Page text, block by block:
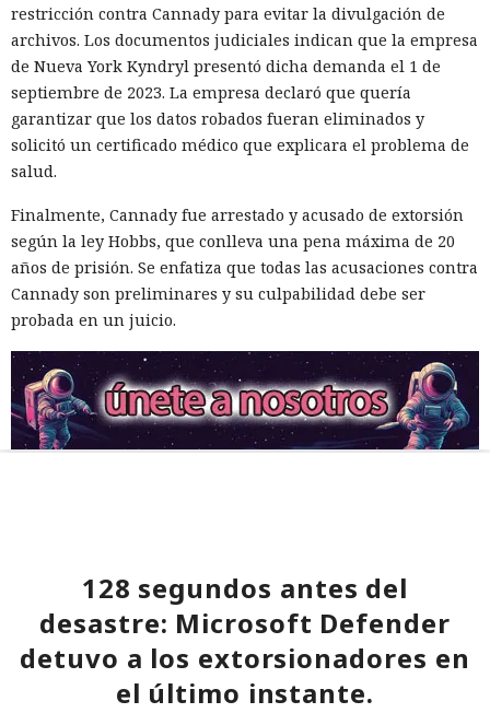
restricción contra Cannady para evitar la divulgación de
archivos. Los documentos judiciales indican que la empresa
de Nueva York Kyndryl presentó dicha demanda el 1 de
septiembre de 2023. La empresa declaró que quería
garantizar que los datos robados fueran eliminados y
solicitó un certificado médico que explicara el problema de
salud.
Finalmente, Cannady fue arrestado y acusado de extorsión
según la ley Hobbs, que conlleva una pena máxima de 20
años de prisión. Se enfatiza que todas las acusaciones contra
Cannady son preliminares y su culpabilidad debe ser
probada en un juicio.
128 segundos antes del
desastre: Microsoft Defender
detuvo a los extorsionadores en
el último instante.